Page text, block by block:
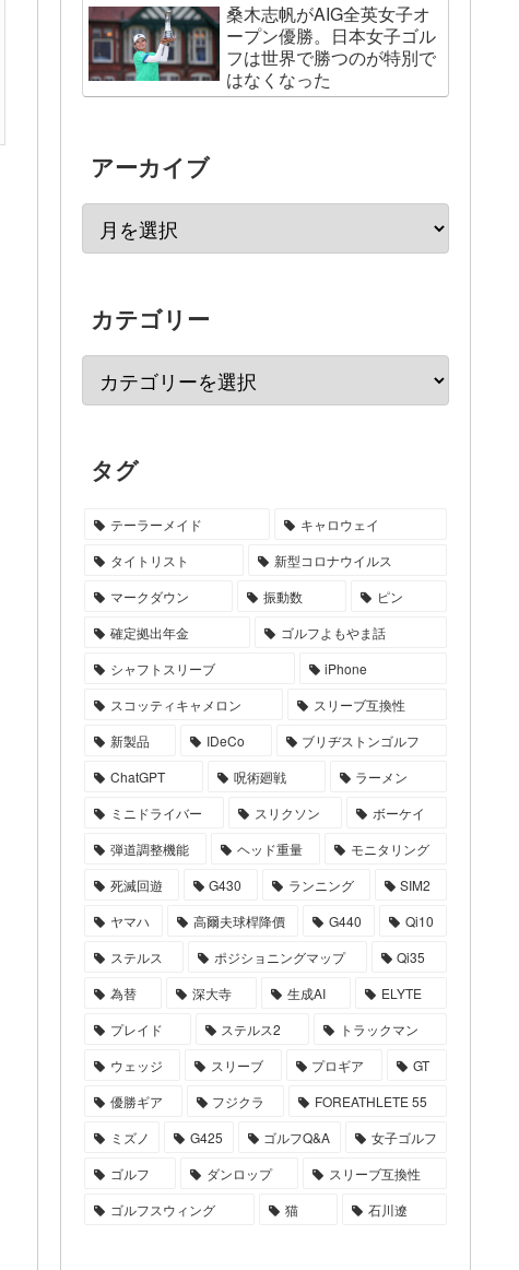
桑木志帆がAIG全英女子オ
ープン優勝。日本女子ゴル
フは世界で勝つのが特別で
はなくなった
アーカイブ
カテゴリー
タグ
テーラーメイド
キャロウェイ
タイトリスト
新型コロナウイルス
マークダウン
振動数
ピン
確定拠出年金
ゴルフよもやま話
シャフトスリーブ
iPhone
スコッティキャメロン
スリーブ互換性
新製品
IDeCo
ブリヂストンゴルフ
ChatGPT
呪術廻戦
ラーメン
ミニドライバー
スリクソン
ボーケイ
弾道調整機能
ヘッド重量
モニタリング
死滅回遊
G430 ランニング
SIM2
ヤマハ
高爾夫球桿降價 G440
Qi10
ステルス
ポジショニングマップ
Qi35
為替
深大寺 生成AI
ELYTE
プレイド
ステルス2
トラックマン
ウェッジ
スリーブ プロギア
GT
優勝ギア
フジクラ
FOREATHLETE 55
ミズノ
G425 ゴルフQ&A
女子ゴルフ
ゴルフ
ダンロップ
スリーブ互換性
ゴルフスウィング
猫 石川遼